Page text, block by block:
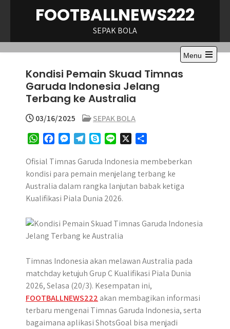
FOOTBALLNEWS222
SEPAK BOLA
Menu
Open
Kondisi Pemain Skuad Timnas
Garuda Indonesia Jelang
Terbang ke Australia
03/16/2025
SEPAK BOLA
W
a
t
s
A
c
e
b
o
s
s
e
n
r
l
e
g
r
y
p
e
n
e
a
r
e
Ofisial Timnas Garuda Indonesia membeberkan
kondisi para pemain menjelang terbang ke
Australia dalam rangka lanjutan babak ketiga
Kualifikasi Piala Dunia 2026.
Timnas Indonesia akan melawan Australia pada
matchday ketujuh Grup C Kualifikasi Piala Dunia
2026, Selasa (20/3). Kesempatan ini,
FOOTBALLNEWS222 akan membagikan informasi
terbaru mengenai Timnas Garuda Indonesia, serta
bagaimana aplikasi ShotsGoal bisa menjadi